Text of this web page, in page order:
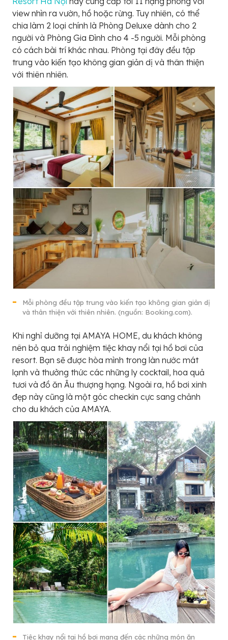
view nhìn ra vườn, hồ hoặc rừng. Tuy nhiên, có thể
chia làm 2 loại chính là Phòng Deluxe dành cho 2
người và Phòng Gia Đình cho 4 -5 người. Mỗi phòng
có cách bài trí khác nhau. Phòng tại đây đều tập
trung vào kiến tạo không gian giản dị và thân thiện
với thiên nhiên.
Mỗi phòng đều tập trung vào kiến tạo không gian giản dị
và thân thiện với thiên nhiên. (nguồn: Booking.com).
Khi nghỉ dưỡng tại AMAYA HOME, du khách không
nên bỏ qua trải nghiệm tiệc khay nổi tại hồ bơi của
resort. Bạn sẽ được hòa mình trong làn nước mát
lạnh và thưởng thức các những ly cocktail, hoa quả
tươi và đồ ăn Âu thượng hạng. Ngoài ra, hồ bơi xinh
đẹp này cũng là một góc checkin cực sang chảnh
cho du khách của AMAYA.
Tiệc khay nổi tại hồ bơi mang đến các những món ăn